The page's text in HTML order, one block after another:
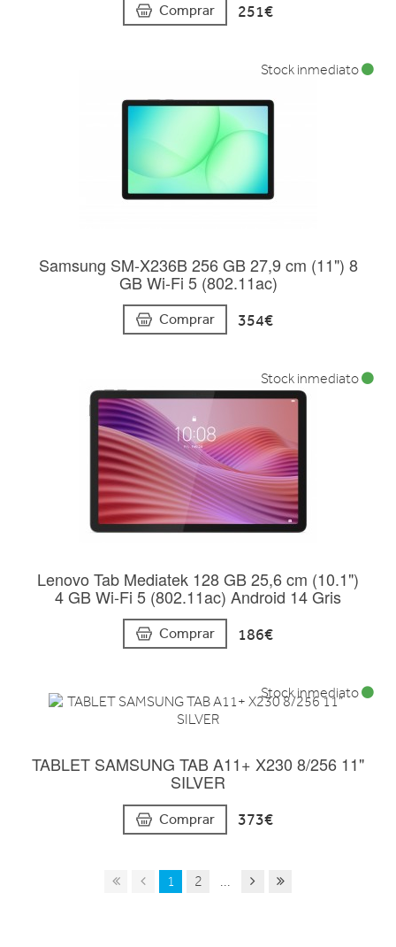
Comprar 251€
Samsung SM-X236B 256 GB 27,9 cm (11") 8
GB Wi-Fi 5 (802.11ac)
Comprar 354€
Stock inmediato
Lenovo Tab Mediatek 128 GB 25,6 cm (10.1")
4 GB Wi-Fi 5 (802.11ac) Android 14 Gris
Comprar 186€
Stock inmediato
TABLET SAMSUNG TAB A11+ X230 8/256 11"
SILVER
Comprar 373€
Stock inmediato
1 2 ...